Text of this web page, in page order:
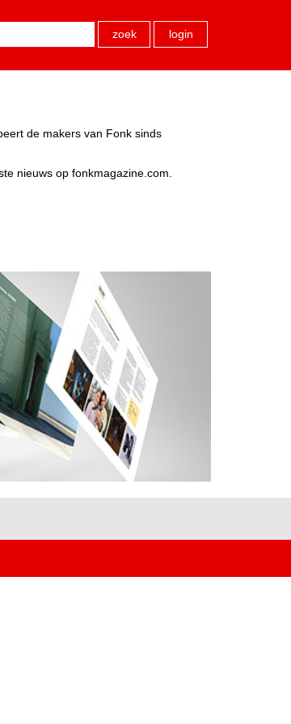
zoek login
de makers van Fonk sinds
nieuws op fonkmagazine.com.